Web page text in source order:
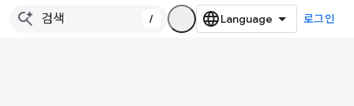
/ 로그인